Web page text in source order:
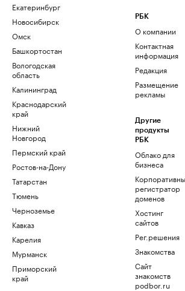
Екатеринбург
Новосибирск
Омск
Башкортостан
Вологодская
область
Калининград
Краснодарский
край
Нижний
Новгород
Пермский край
Ростов-на-Дону
Татарстан
Тюмень
Черноземье
Кавказ
Карелия
Мурманск
Приморский
край
РБК
О компании
Контактная
информация
Редакция
Размещение
рекламы
Другие
продукты
РБК
Облако для
бизнеса
регистратор
доменов
Хостинг
сайтов
Рег.решения
Знакомства
Сайт
знакомств
podbor.ru